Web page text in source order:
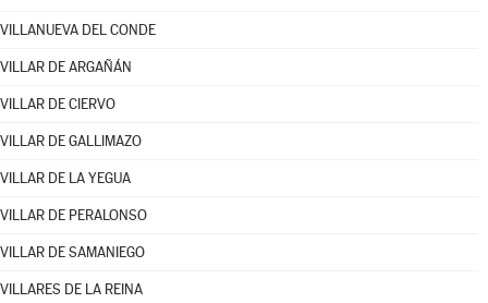
VILLANUEVA DEL CONDE
VILLAR DE ARGAÑÁN
VILLAR DE CIERVO
VILLAR DE GALLIMAZO
VILLAR DE LA YEGUA
VILLAR DE PERALONSO
VILLAR DE SAMANIEGO
VILLARES DE LA REINA